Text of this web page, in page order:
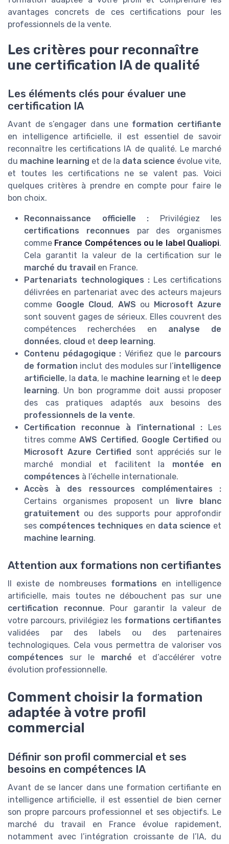
avantages concrets de ces certifications pour les
professionnels de la vente.
Les critères pour reconnaître
une certification IA de qualité
Les éléments clés pour évaluer une
certification IA
Avant de s’engager dans une formation certifiante
en intelligence artificielle, il est essentiel de savoir
reconnaître les certifications IA de qualité. Le marché
du machine learning et de la data science évolue vite,
et toutes les certifications ne se valent pas. Voici
quelques critères à prendre en compte pour faire le
bon choix.
Reconnaissance officielle : Privilégiez les
certifications reconnues par des organismes
comme France Compétences ou le label Qualiopi.
Cela garantit la valeur de la certification sur le
marché du travail en France.
Partenariats technologiques : Les certifications
délivrées en partenariat avec des acteurs majeurs
comme Google Cloud, AWS ou Microsoft Azure
sont souvent gages de sérieux. Elles couvrent des
compétences recherchées en analyse de
données, cloud et deep learning.
Contenu pédagogique : Vérifiez que le parcours
de formation inclut des modules sur l’intelligence
artificielle, la data, le machine learning et le deep
learning. Un bon programme doit aussi proposer
des cas pratiques adaptés aux besoins des
professionnels de la vente.
Certification reconnue à l’international :Les
titres commeAWS Certified, Google Certified ou
Microsoft Azure Certified sont appréciés sur le
marché mondial et facilitent la montée en
compétences à l’échelle internationale.
Accès à des ressources complémentaires :
Certains organismes proposent un livre blanc
gratuitement ou des supports pour approfondir
ses compétences techniques en data science et
machine learning.
Attention aux formations non certifiantes
Il existe de nombreuses formations en intelligence
artificielle, mais toutes ne débouchent pas sur une
certification reconnue. Pour garantir la valeur de
votre parcours, privilégiez les formations certifiantes
validées par des labels ou des partenaires
technologiques. Cela vous permettra de valoriser vos
compétences sur le marché et d’accélérer votre
évolution professionnelle.
Comment choisir la formation
adaptée à votre profil
commercial
Définir son profil commercial et ses
besoins en compétences IA
Avant de se lancer dans une formation certifiante en
intelligence artificielle, il est essentiel de bien cerner
son propre parcours professionnel et ses objectifs. Le
marché du travail en France évolue rapidement,
notamment avec l’intégration croissante de l’IA, du